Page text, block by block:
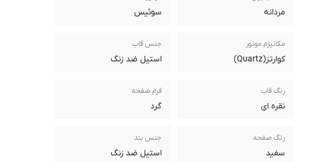
مردانه سوئیس
مکانیزم موتور
کوارتز(Quartz)
جنس قاب
استیل ضد زنگ
رنگ قاب
نقره ای
فرم صفحه
گرد
رنگ صفحه
سفید
جنس بند
استیل ضد زنگ